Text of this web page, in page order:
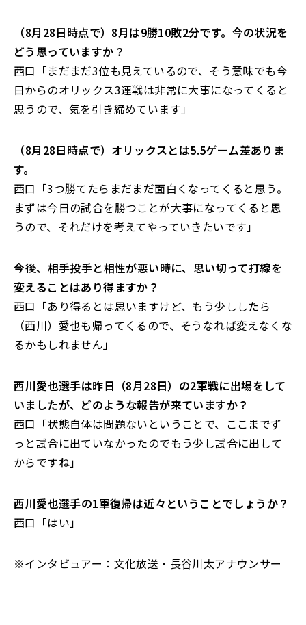
――（8月28日時点で）8月は9勝10敗2分です。 今の状況を
どう思っていますか？
西口「まだまだ3位も見えているので、 そう意味でも今
日からのオリックス3連戦は非常に大事になってく ると
思うので、気を引き締めています」
――（8月28日時点で）オリックスとは5.5ゲーム差ありま
す。
西口「3つ勝てたらまだまだ面白くなってくると思う。
まずは今日の試合を勝つことが大事になってくると思
うので、 それだけを考えてやっていきたいです」
――今後、相手投手と相性が悪い時に、 思い切って打線を
変えることはあり得ますか？
西口「あり得るとは思いますけど、もう少ししたら
（西川） 愛也も帰ってくるので、そうなれば変えなくな
るかもしれません」
――西川愛也選手は昨日（8月28日）の2軍戦に出場をして
いましたが、どのような報告が来ていますか？
西口「状態自体は問題ないということで、 ここまでず
っと試合に出ていなかったのでもう少し試合に出して
からですね」
――西川愛也選手の1軍復帰は近々ということでしょうか？
西口「はい」
※インタビュアー：文化放送・長谷川太アナウンサー